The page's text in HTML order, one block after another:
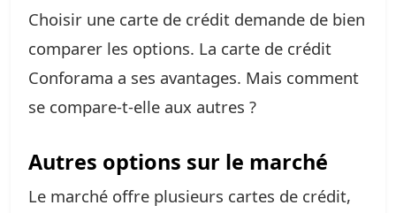
Choisir une carte de crédit demande de bien
comparer les options. La carte de crédit
Conforama a ses avantages. Mais comment
se compare-t-elle aux autres ?
Autres options sur le marché
Le marché offre plusieurs cartes de crédit,